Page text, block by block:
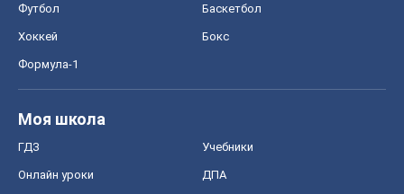
Футбол Баскетбол
Хоккей Бокс
Формула-1
Моя школа
ГДЗ Учебники
Онлайн уроки ДПА